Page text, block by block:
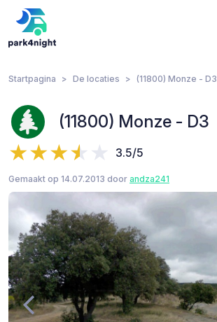
Startpagina De locaties (11800) Monze - D3
(11800) Monze - D3
3.5/5
Gemaakt op 14.07.2013 door andza241